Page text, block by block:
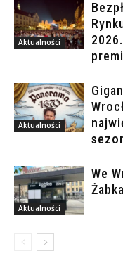
Aktualności
Aktualności
Aktualności
We